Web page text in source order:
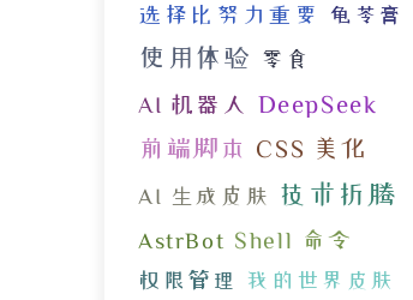
选择比努力重要 龟苓膏
使用体验 零食
AI 机器人
DeepSeek
前端脚本
CSS 美化
AI 生成皮肤 技术折腾
AstrBot Shell 命令
权限管理
我的世界皮肤